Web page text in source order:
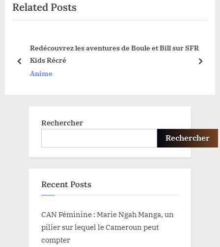
o
u
o
t
P
s
t
:
Related Posts
Redécouvrez les aventures de Boule et Bill sur SFR
Kids Récré
Anime
prev next
Rechercher
Rechercher
Recent Posts
CAN Féminine : Marie Ngah Manga, un
pilier sur lequel le Cameroun peut
compter